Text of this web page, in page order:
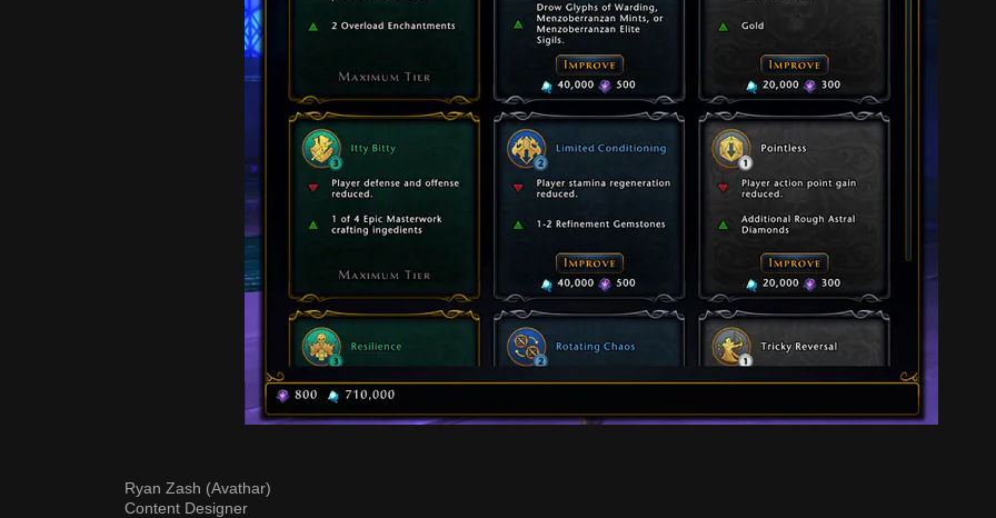
Ryan Zash (Avathar)
Content Designer